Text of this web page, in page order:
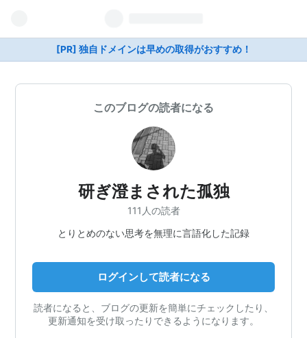
[PR] 独自ドメインは早めの取得がおすすめ！
このブログの読者になる
研ぎ澄まされた孤独
111人の読者
とりとめのない思考を無理に言語化した記録
ログインして読者になる
読者になると、ブログの更新を簡単にチェックしたり、
更新通知を受け取ったりできるようになります。